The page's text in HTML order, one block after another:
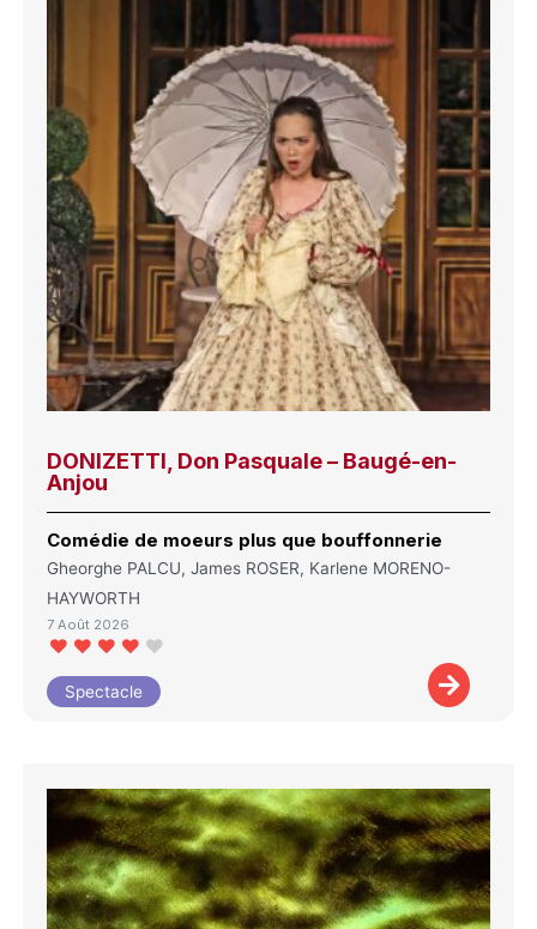
DONIZETTI, Don Pasquale – Baugé-en-
Anjou
Comédie de moeurs plus que bouffonnerie
Gheorghe PALCU, James ROSER, Karlene MORENO-
HAYWORTH
7 Août 2026
Spectacle